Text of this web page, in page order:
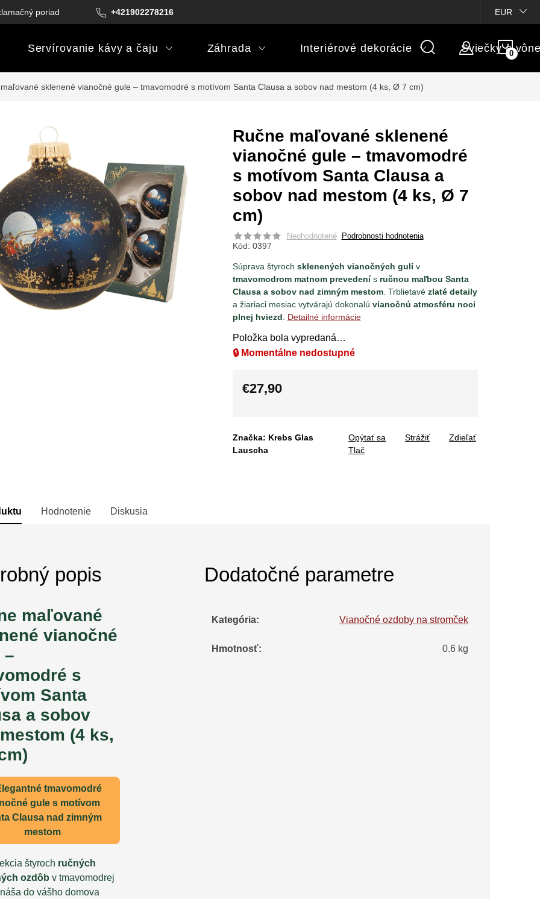
+421902278216
poriadok Podmienky darčekových poukazov Vlastné popisy produktov
EUR
Servírovanie kávy a čaju Záhrada Interiérové dekorácie Sviečky a
sklenené vianočné gule – tmavomodré s motívom Santa Clausa a sobov nad mestom (4 ks, Ø 7 cm)
Ručne maľované sklenené
vianočné gule – tmavomodré
s motívom Santa Clausa a
sobov nad mestom (4 ks, Ø 7
cm)
Neohodnotené Podrobnosti hodnotenia
Kód: 0397
Súprava štyroch sklenených vianočných gulív
tmavomodrom matnom prevedenís ručnou maľbou Santa
Clausa a sobov nad zimným mestom. Trblietavé zlaté detaily
a žiariaci mesiac vytvárajú dokonalú vianočnú atmosféru noci
plnej hviezd
Detailné informácie
Položka bola vypredaná…
🔒 Momentálne nedostupné
€27,90
Značka: Krebs Glas
Lauscha
Tlač
Opýtať sa Strážiť Zdieľať
Hodnotenie Diskusia
popis
maľované
vianočné
–
s
Santa
a sobov
(4 ks,
tmavomodré
gules motívom
Clausa nad zimným
mestom
štyroch ručných
ozdôb v tmavomodrej
do vášho domova
Dodatočné parametre
Kategória: Vianočné ozdoby na stromček
Hmotnosť: 0.6 kg